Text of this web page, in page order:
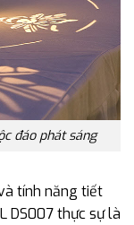
đáo phát sáng
tính năng tiết
DS007 thực sự là